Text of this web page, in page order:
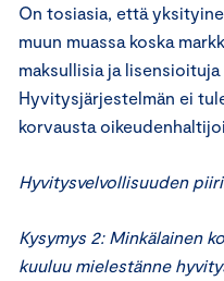
On tosiasia, että
muun muassa koska
maksullisia ja
Hyvitysjärjestelmän ei
korvausta
Hyvitysvelvollisuuden
Kysymys 2: Minkälainen
kuuluu mielestänne